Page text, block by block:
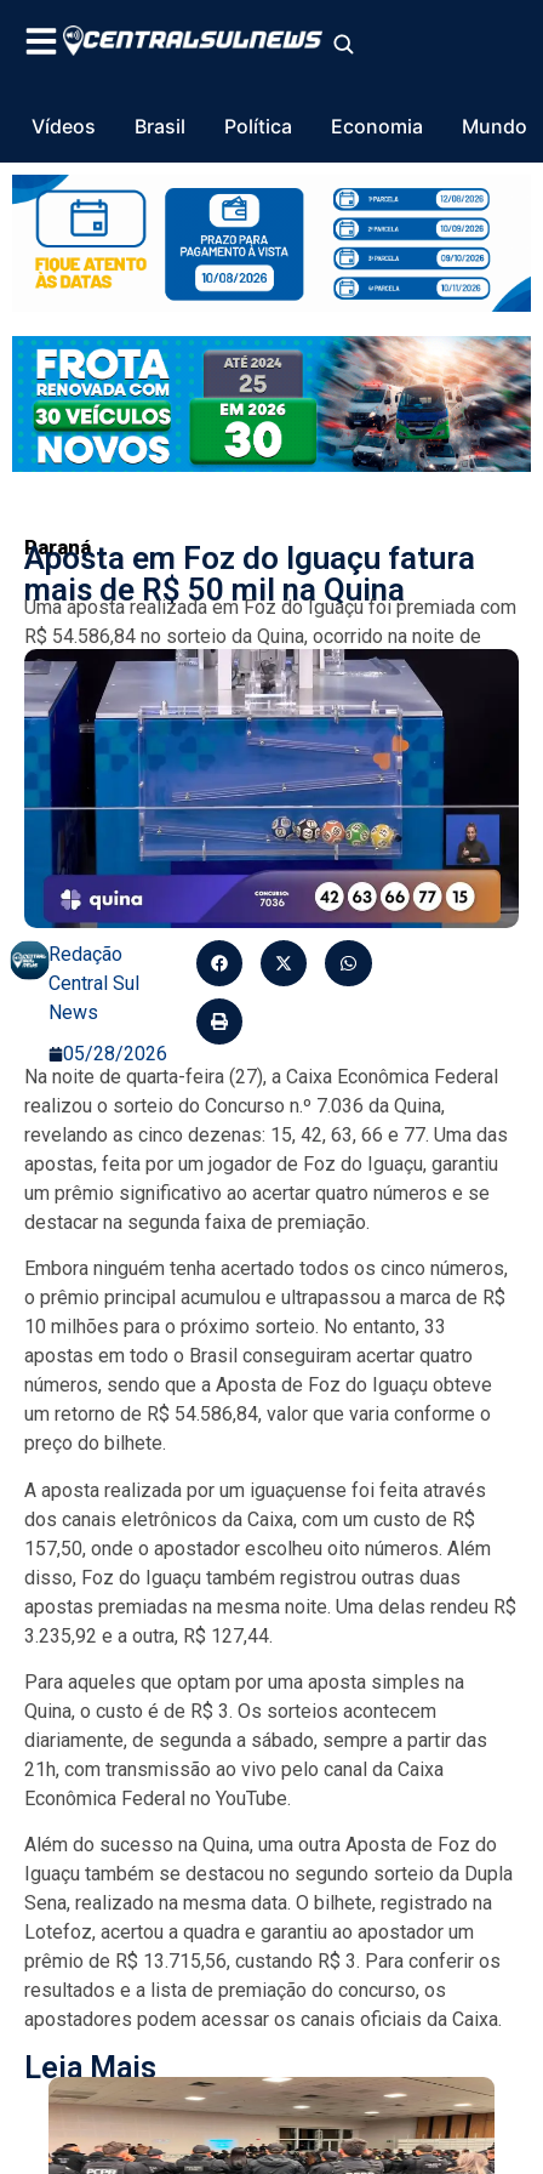
Vídeos Brasil Política Economia Mundo
Paraná
Aposta em Foz do Iguaçu fatura
mais de R$ 50 mil na Quina
Uma aposta realizada em Foz do Iguaçu foi premiada com
R$ 54.586,84 no sorteio da Quina, ocorrido na noite de
quarta-feira (27). O prêmio foi...
Redação
Central Sul
News
05/28/2026
Na noite de quarta-feira (27), a Caixa Econômica Federal
realizou o sorteio do Concurso n.º 7.036 da Quina,
revelando as cinco dezenas: 15, 42, 63, 66 e 77. Uma das
apostas, feita por um jogador de Foz do Iguaçu, garantiu
um prêmio significativo ao acertar quatro números e se
destacar na segunda faixa de premiação.
Embora ninguém tenha acertado todos os cinco números,
o prêmio principal acumulou e ultrapassou a marca de R$
10 milhões para o próximo sorteio. No entanto, 33
apostas em todo o Brasil conseguiram acertar quatro
números, sendo que a Aposta de Foz do Iguaçu obteve
um retorno de R$ 54.586,84, valor que varia conforme o
preço do bilhete.
A aposta realizada por um iguaçuense foi feita através
dos canais eletrônicos da Caixa, com um custo de R$
157,50, onde o apostador escolheu oito números. Além
disso, Foz do Iguaçu também registrou outras duas
apostas premiadas na mesma noite. Uma delas rendeu R$
3.235,92 e a outra, R$ 127,44.
Para aqueles que optam por uma aposta simples na
Quina, o custo é de R$ 3. Os sorteios acontecem
diariamente, de segunda a sábado, sempre a partir das
21h, com transmissão ao vivo pelo canal da Caixa
Econômica Federal no YouTube.
Além do sucesso na Quina, uma outra Aposta de Foz do
Iguaçu também se destacou no segundo sorteio da Dupla
Sena, realizado na mesma data. O bilhete, registrado na
Lotefoz, acertou a quadra e garantiu ao apostador um
prêmio de R$ 13.715,56, custando R$ 3. Para conferir os
resultados e a lista de premiação do concurso, os
apostadores podem acessar os canais oficiais da Caixa.
Leia Mais